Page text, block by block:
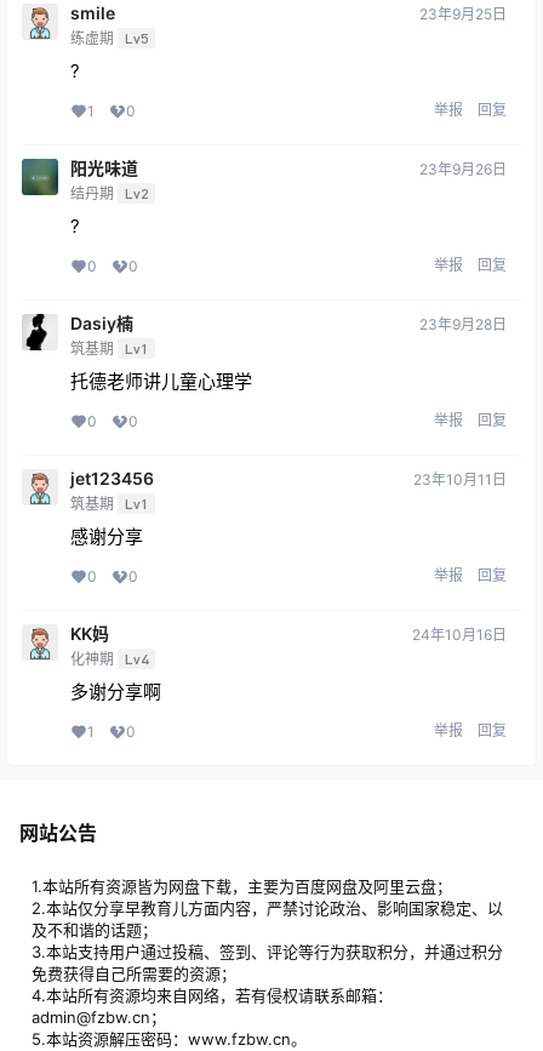
smile
练虚期 Lv5
23年9月25日
?
1 0 举报 回复
阳光味道
结丹期 Lv2
23年9月26日
?
0 0 举报 回复
Dasiy楠
筑基期 Lv1
23年9月28日
托德老师讲儿童心理学
0 0 举报 回复
jet123456
筑基期 Lv1
23年10月11日
感谢分享
0 0 举报 回复
KK妈
化神期 Lv4
24年10月16日
多谢分享啊
1 0 举报 回复
网站公告
1.本站所有资源皆为网盘下载，主要为百度网盘及阿里云盘；
2.本站仅分享早教育儿方面内容，严禁讨论政治、影响国家稳定、以
及不和谐的话题；
3.本站支持用户通过投稿、签到、评论等行为获取积分，并通过积分
免费获得自己所需要的资源；
4.本站所有资源均来自网络，若有侵权请联系邮箱：
admin@fzbw.cn；
5.本站资源解压密码：www.fzbw.cn。